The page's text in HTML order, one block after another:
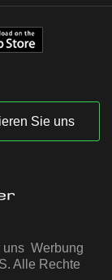
Sie uns
uns Werbung
Alle Rechte